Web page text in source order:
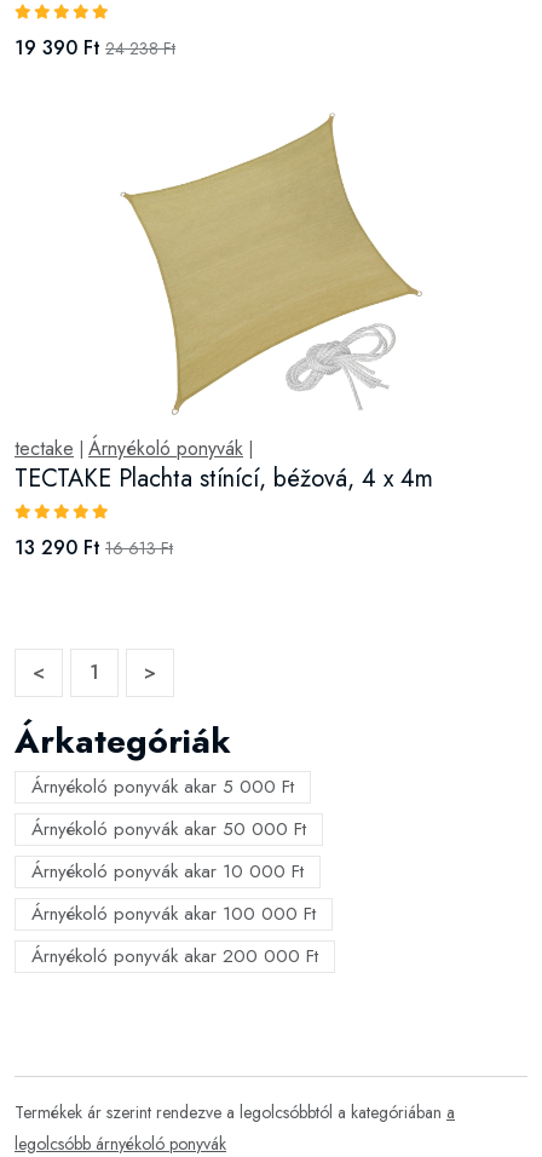
19 390 Ft 24 238 Ft
tectake Árnyékoló ponyvák
TECTAKE Plachta stínící, béžová, 4 x 4m
13 290 Ft 16 613 Ft
< 1 >
Árkategóriák
Árnyékoló ponyvák akar 5 000 Ft
Árnyékoló ponyvák akar 50 000 Ft
Árnyékoló ponyvák akar 10 000 Ft
Árnyékoló ponyvák akar 100 000 Ft
Árnyékoló ponyvák akar 200 000 Ft
Termékek ár szerint rendezve a legolcsóbbtól a kategóriában a
legolcsóbb árnyékoló ponyvák